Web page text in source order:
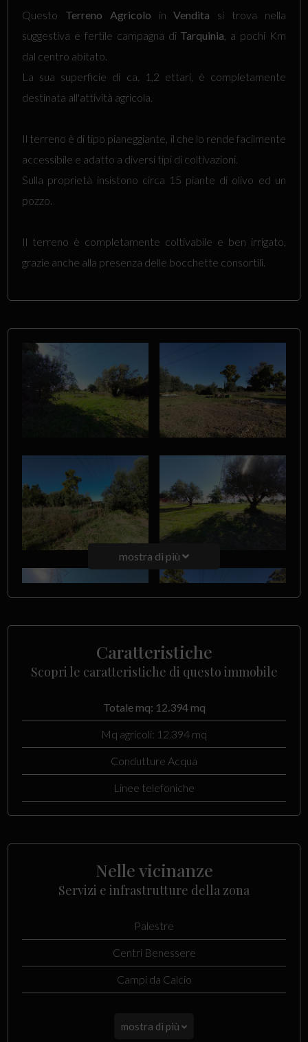
Questo Terreno Agricolo inVendita si trova nella
suggestiva e fertile campagna di Tarquinia , a pochi Km
dal centro abitato.
La sua superficie di ca. 1,2 ettari, è completamente
destinata all'attività agricola.
Il terreno è di tipo pianeggiante, il che lo rende facilmente
accessibile e adatto a diversi tipi di coltivazioni.
Sulla proprietà insistono circa 15 piante di olivo ed un
pozzo.
Il terreno è completamente coltivabile e ben irrigato,
grazie anche alla presenza delle bocchette consortili.
mostra di più
Caratteristiche
Scopri le caratteristiche di questo immobile
Totale mq: 12.394 mq
Mq agricoli: 12.394 mq
Condutture Acqua
Linee telefoniche
Nelle vicinanze
Servizi e infrastrutture della zona
Palestre
Centri Benessere
Campi da Calcio
mostra di più